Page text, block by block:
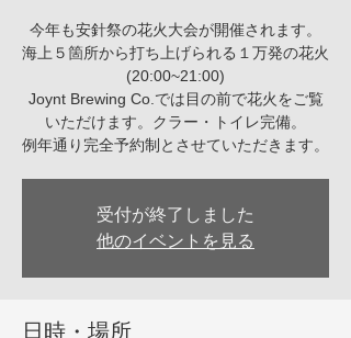
今年も安針祭の花火大会が開催されます。
海上５箇所から打ち上げられる１万発の花火
(20:00~21:00)
Joynt Brewing Co.では目の前で花火をご覧
いただけます。クラー・トイレ完備。
例年通り完全予約制とさせていただきます。
受付が終了しました
他のイベントを見る
日時・場所